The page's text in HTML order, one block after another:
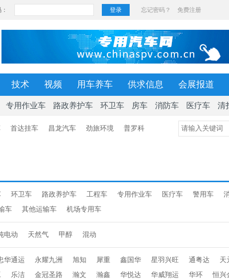
技术 视频 用车养车 供求信息 会展报道
专用作业车 路政养护车 环卫车 房车 消防车 医疗车 清
首达挂车 昌龙汽车 劲旅环境 普罗科
环卫车 路政养护车 工程车 专用作业车 医疗车 警用车
车 其他运输车 机场专用车
电动 天然气 甲醇 混动
华通运 永耀九洲 旭知 犀重 鑫国华 星羽兴旺 通粤达 天
乐洁 金冠圣路 瀚文 瀚鑫 华悦达 华威翔运 华环 恒兴